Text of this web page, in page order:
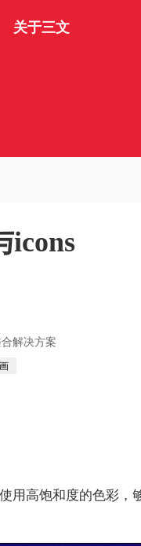
关于三文
icons
解决方案
用高饱和度的色彩，